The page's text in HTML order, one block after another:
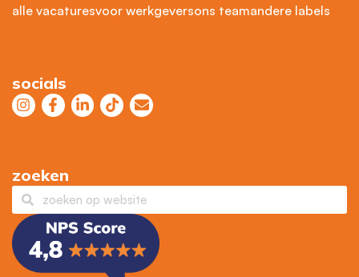
alle vacaturesvoor werkgeversons teamandere labels
socials
zoeken